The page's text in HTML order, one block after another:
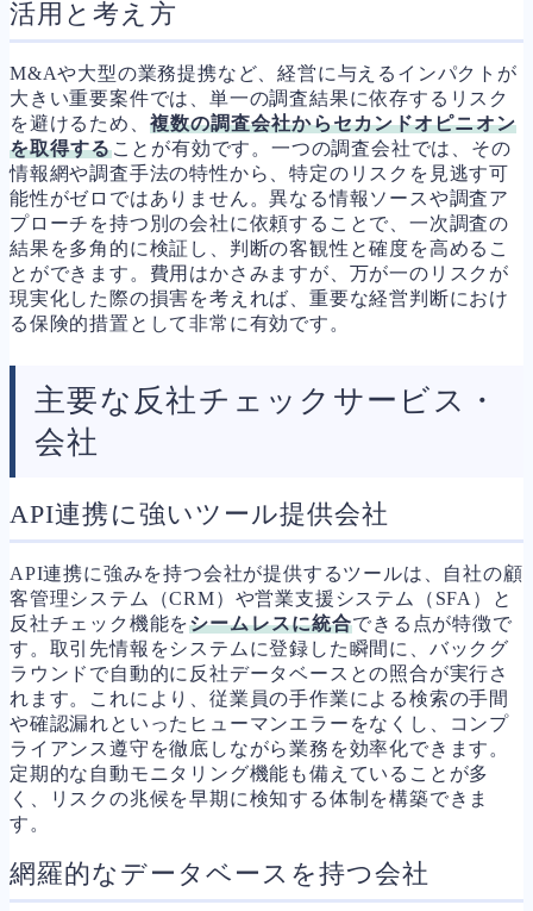
活用と考え方
M&Aや大型の業務提携など、経営に与えるインパクトが
大きい重要案件では、単一の調査結果に依存するリスク
を避けるため、 複数の調査会社からセカンドオピニオン
を取得することが有効です。一つの調査会社では、その
情報網や調査手法の特性から、特定のリスクを見逃す可
能性がゼロではありません。異なる情報ソースや調査ア
プローチを持つ別の会社に依頼することで、一次調査の
結果を多角的に検証し、判断の客観性と確度を高めるこ
とができます。費用はかさみますが、万が一のリスクが
現実化した際の損害を考えれば、重要な経営判断におけ
る保険的措置として非常に有効です。
主要な反社チェックサービス・
会社
API連携に強いツール提供会社
API連携に強みを持つ会社が提供するツールは、自社の顧
客管理システム（CRM）や営業支援システム（SFA）と
反社チェック機能をシームレスに統合できる点が特徴で
す。取引先情報をシステムに登録した瞬間に、バックグ
ラウンドで自動的に反社データベースとの照合が実行さ
れます。これにより、従業員の手作業による検索の手間
や確認漏れといったヒューマンエラーをなくし、コンプ
ライアンス遵守を徹底しながら業務を効率化できます。
定期的な自動モニタリング機能も備えていることが多
く、リスクの兆候を早期に検知する体制を構築できま
す。
網羅的なデータベースを持つ会社